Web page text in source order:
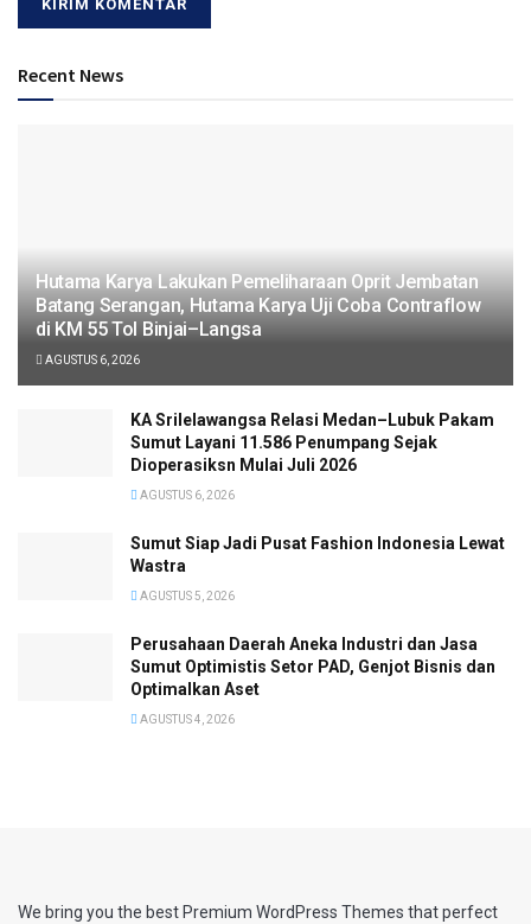
Recent News
Hutama Karya Lakukan Pemeliharaan Oprit Jembatan
Batang Serangan, Hutama Karya Uji Coba Contraflow
di KM 55 Tol Binjai–Langsa
AGUSTUS 6, 2026
KA Srilelawangsa Relasi Medan–Lubuk Pakam
Sumut Layani 11.586 Penumpang Sejak
Dioperasiksn Mulai Juli 2026
AGUSTUS 6, 2026
Sumut Siap Jadi Pusat Fashion Indonesia Lewat
Wastra
AGUSTUS 5, 2026
Perusahaan Daerah Aneka Industri dan Jasa
Sumut Optimistis Setor PAD, Genjot Bisnis dan
Optimalkan Aset
AGUSTUS 4, 2026
We bring you the best Premium WordPress Themes that perfect